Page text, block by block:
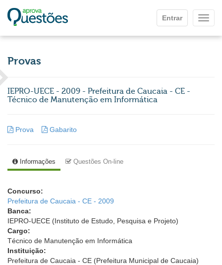
Entrar
Provas
IEPRO-UECE - 2009 - Prefeitura de Caucaia - CE -
Técnico de Manutenção em Informática
Prova Gabarito
Informações Questões On-line
Concurso:
Prefeitura de Caucaia - CE - 2009
Banca:
IEPRO-UECE (Instituto de Estudo, Pesquisa e Projeto)
Cargo:
Técnico de Manutenção em Informática
Instituição:
Prefeitura de Caucaia - CE (Prefeitura Municipal de Caucaia)